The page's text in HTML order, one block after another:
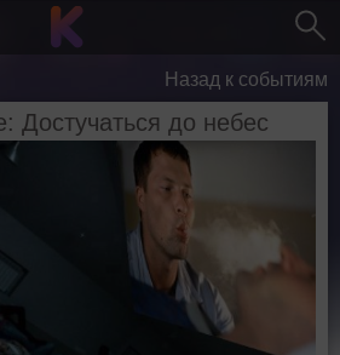
Назад к событиям
Достучаться до небес